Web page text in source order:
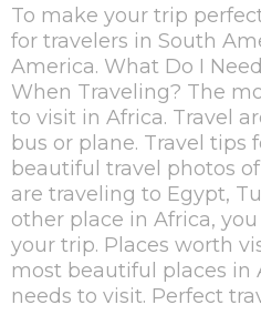
To make your trip
for travelers in South
America. What Do I
When Traveling? The
to visit in Africa. Travel
bus or plane. Travel tips
beautiful travel photos
are traveling to Egypt,
other place in Africa,
your trip. Places worth
most beautiful places in
needs to visit. Perfect